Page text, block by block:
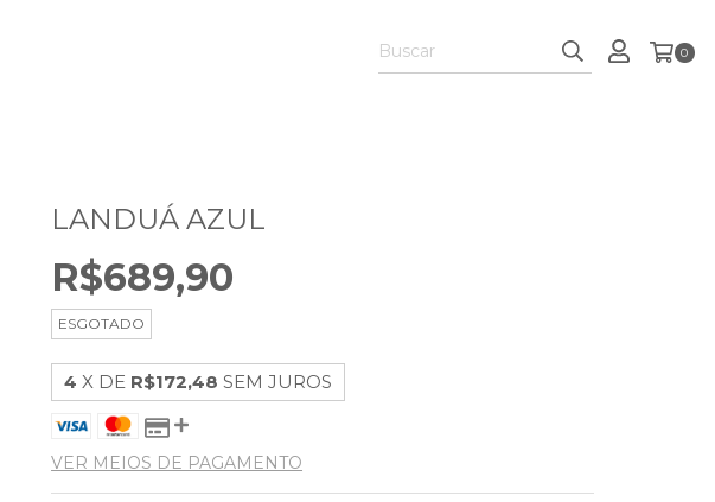
0
LANDUÁ AZUL
R$689,90
ESGOTADO
4 X DE R$172,48 SEM JUROS
VER MEIOS DE PAGAMENTO